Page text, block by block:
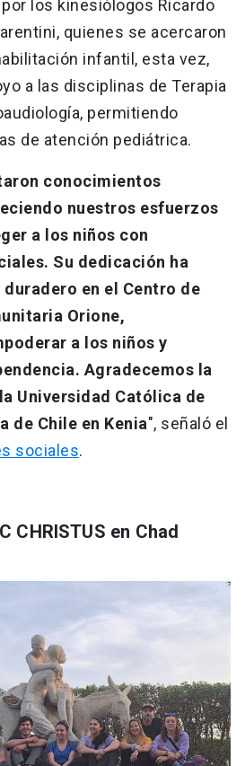
los kinesiólogos Ricardo
quienes se acercaron
infantil, esta vez,
a las disciplinas de Terapia
permitiendo
de atención pediátrica.
conocimientos
nuestros esfuerzos
a los niños con
Su dedicación ha
en el Centro de
Orione,
a los niños y
Agradecemos la
Universidad Católica de
de Chile en Kenia", señaló el
sociales.
CHRISTUS en Chad